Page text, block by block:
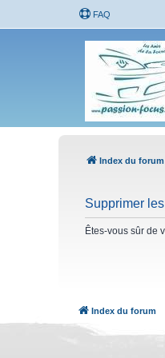
FAQ
Index du forum
Supprimer
Êtes-vous sûr de
Index du forum